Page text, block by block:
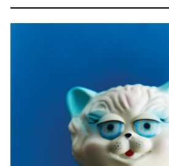
goal of its team is to meet the
aficionadoswith a personal